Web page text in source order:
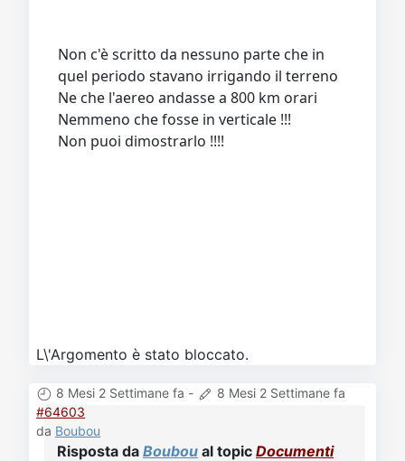
Non c'è scritto da nessuno parte che in
quel periodo stavano irrigando il terreno
Ne che l'aereo andasse a 800 km orari
Nemmeno che fosse in verticale !!!
Non puoi dimostrarlo !!!!
L\'Argomento è stato bloccato.
8 Mesi 2 Settimane fa -
8 Mesi 2 Settimane fa
#64603
da Boubou
Risposta da Boubou al topic Documenti